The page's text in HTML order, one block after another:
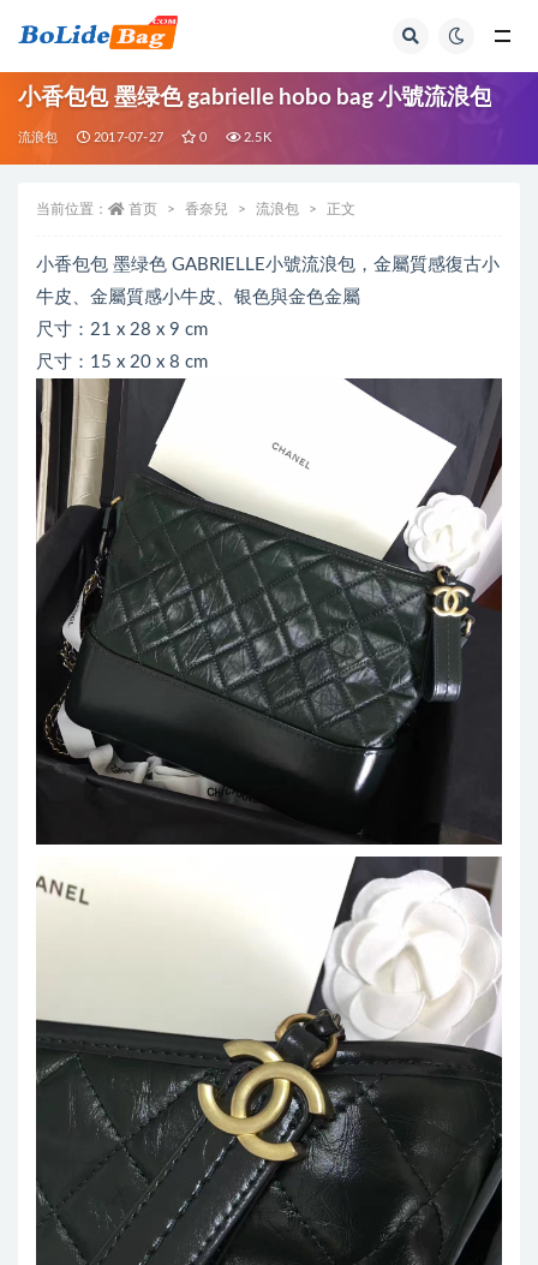
小香包包 墨绿色 gabrielle hobo bag 小號流浪包
流浪包 2017-07-27 0 2.5K
当前位置： 首页 香奈兒 流浪包 正文
小香包包 墨绿色 GABRIELLE小號流浪包，金屬質感復古小
牛皮、金屬質感小牛皮、银色與金色金屬
尺寸：21 x 28 x 9 cm
尺寸：15 x 20 x 8 cm